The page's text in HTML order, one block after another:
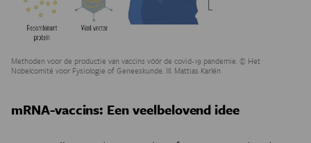
Methoden voor de productie van vaccins vóór de covid-19 pandemie. © Het
Nobelcomité voor Fysiologie of Geneeskunde. Ill. Mattias Karlén
mRNA-vaccins: Een veelbelovend idee